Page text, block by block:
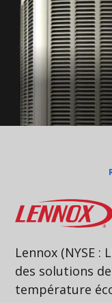
Lennox
Lennox (NYSE :
des solutions
température